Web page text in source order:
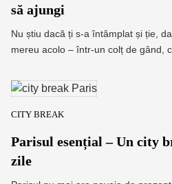
să ajungi
Nu știu dacă ți s-a întâmplat și ție,
mereu acolo – într-un colț de gând,
CITY BREAK
Parisul esențial – Un city
zile